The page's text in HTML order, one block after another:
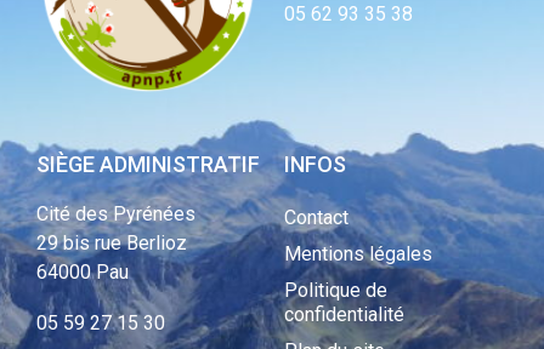
05 62 93 35 38
SIÈGE ADMINISTRATIF
Cité des Pyrénées
29 bis rue Berlioz
64000 Pau
05 59 27 15 30
INFOS
Contact
Mentions légales
Politique de
confidentialité